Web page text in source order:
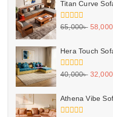
5
Titan Curve
0
5
65,000৳ 58,000
Hera Touch
0
5
40,000৳ 32,000
Athena Vibe